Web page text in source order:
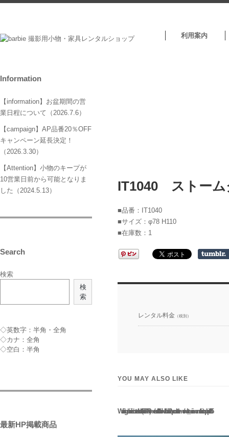
利用案内
IT1040 ストー
■品番：IT1040
■サイズ：φ78 H110
■在庫数：1
レンタル料金 （税別）
YOU MAY ALSO LIKE
Warning: Use of undefined constant rand - assumed 'rand' (this will throw an Error in a future version of PHP) in/home/users/2/barbie/web/barbie2/wp-content/themes/welcart_minimum/functions.php135
Information
【information】お盆期間の営
業日程について（2026.7.6）
【campaign】AP品番20％OFF
キャンペーン延長決定！
（2026.3.30）
【Attention】小物のキープが
10営業日前から可能となりま
した（2024.5.13）
Search
検索
検
索
◇英数字：半角・全角
◇カナ：全角
◇空白：半角
最新HP掲載商品